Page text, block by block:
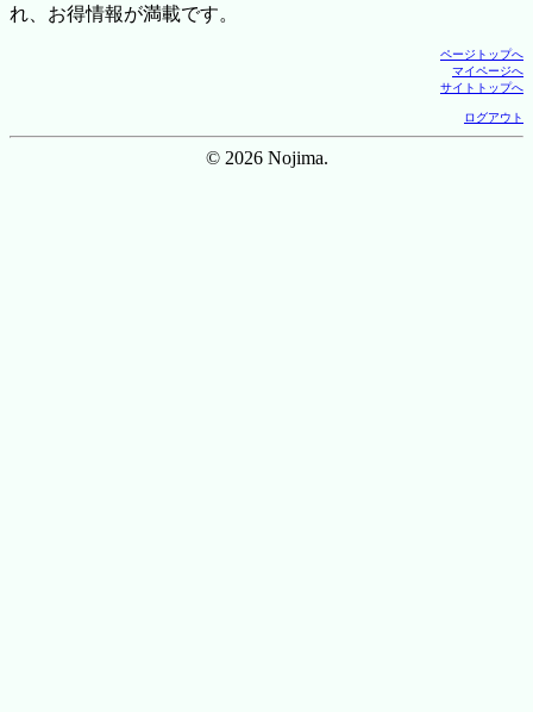
れ、お得情報が満載です。
ページトップへ
マイページへ
サイトトップへ
ログアウト
© 2026 Nojima.